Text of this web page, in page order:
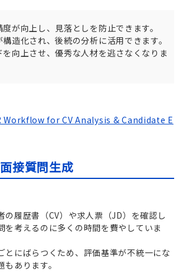
が向上し、見落としを防止できます。
造化され、後続の分析に活用できます。
向上させ、優秀な人材を逃さなくなりま
for CV Analysis & Candidate E
接質問生成
の履歴書（CV）や求人票（JD）を確認し
を考えるのに多くの時間を費やしていま
とにばらつくため、評価基準が不統一にな
あります。